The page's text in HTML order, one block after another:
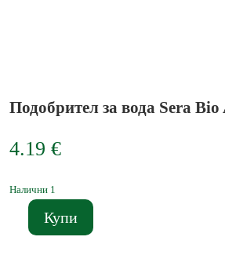
Подобрител за вода Sera
4.19 €
Налични 1
количествоКупи